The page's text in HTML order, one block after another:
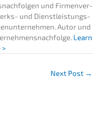
und Firmen­ver­
und Dienst­leis­tungs­
Autor und
Learn
>
Next Post →